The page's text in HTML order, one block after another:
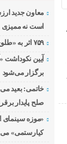
معاون جدید
است نه ممیزی
۷۵۹ اثر به «طلوع ماه» رسید
آیین نکوداشت
برگزار می‌شود
خاتمی: بعید
صلح پایدار
«موزه سینمای
کیارستمی»